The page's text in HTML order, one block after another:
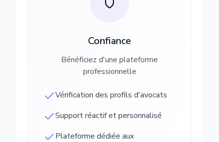
Confiance
Bénéficiez d'une plateforme
professionnelle
Vérification des profils d'avocats
Support réactif et personnalisé
Plateforme dédiée aux